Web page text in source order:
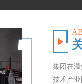
集团在
技术产